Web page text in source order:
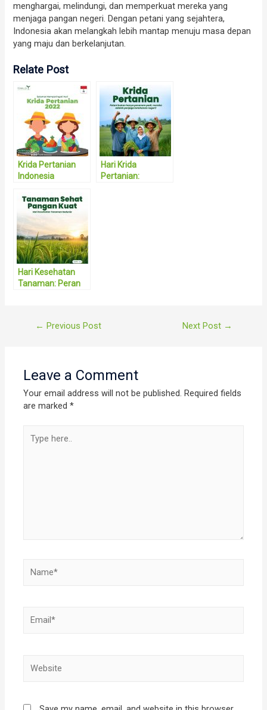
menghargai, melindungi, dan memperkuat mereka yang
menjaga pangan negeri. Dengan petani yang sejahtera,
Indonesia akan melangkah lebih mantap menuju masa depan
yang maju dan berkelanjutan.
Relate Post
Krida Pertanian
Indonesia
Hari Krida
Pertanian:
Hari Kesehatan
Tanaman: Peran
Genetika dalam
Post
← Previous Post Next Post →
Leave a Comment
Your email address will not be published. Required fields
are marked*
here..